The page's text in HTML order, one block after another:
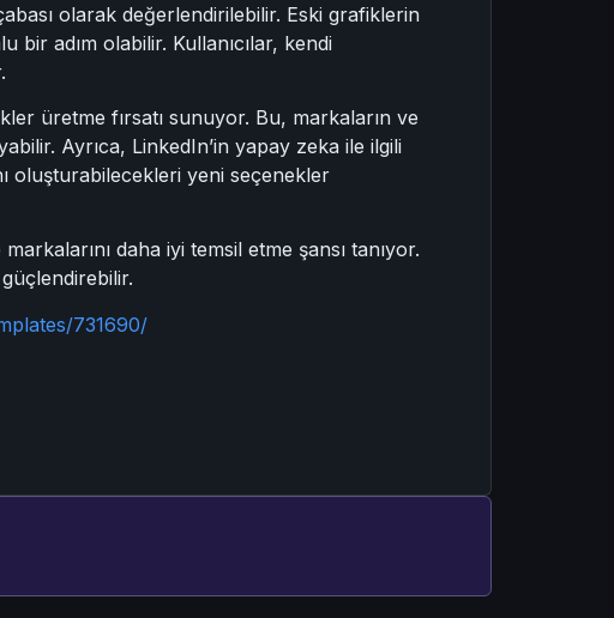
olarak değerlendirilebilir. Eski grafiklerin
adım olabilir. Kullanıcılar, kendi
üretme fırsatı sunuyor. Bu, markaların ve
Ayrıca, LinkedIn’in yapay zeka ile ilgili
oluşturabilecekleri yeni seçenekler
daha iyi temsil etme şansı tanıyor.
731690/